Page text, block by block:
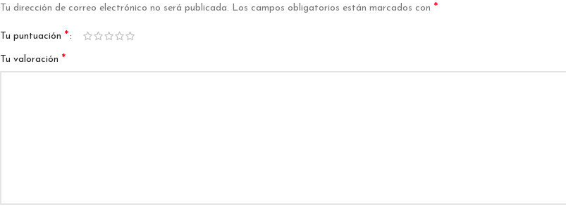
Tu dirección de correo electrónico no será publicada. Los campos obligatorios están marcados con *
Tu puntuación *
Tu valoración *